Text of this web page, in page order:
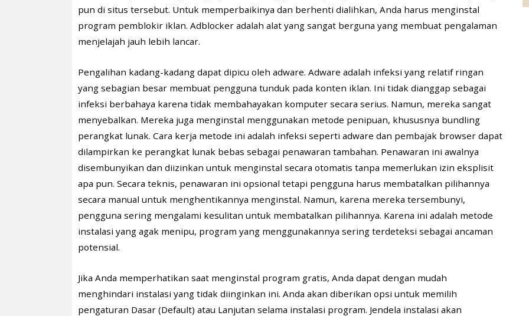
pun di situs tersebut. Untuk memperbaikinya dan berhenti dialihkan, Anda harus menginstal
program pemblokir iklan. Adblocker adalah alat yang sangat berguna yang membuat pengalaman
menjelajah jauh lebih lancar.
Pengalihan kadang-kadang dapat dipicu oleh adware. Adware adalah infeksi yang relatif ringan
yang sebagian besar membuat pengguna tunduk pada konten iklan. Ini tidak dianggap sebagai
infeksi berbahaya karena tidak membahayakan komputer secara serius. Namun, mereka sangat
menyebalkan. Mereka juga menginstal menggunakan metode penipuan, khususnya bundling
perangkat lunak. Cara kerja metode ini adalah infeksi seperti adware dan pembajak browser dapat
dilampirkan ke perangkat lunak bebas sebagai penawaran tambahan. Penawaran ini awalnya
disembunyikan dan diizinkan untuk menginstal secara otomatis tanpa memerlukan izin eksplisit
apa pun. Secara teknis, penawaran ini opsional tetapi pengguna harus membatalkan pilihannya
secara manual untuk menghentikannya menginstal. Namun, karena mereka tersembunyi,
pengguna sering mengalami kesulitan untuk membatalkan pilihannya. Karena ini adalah metode
instalasi yang agak menipu, program yang menggunakannya sering terdeteksi sebagai ancaman
potensial.
Jika Anda memperhatikan saat menginstal program gratis, Anda dapat dengan mudah
menghindari instalasi yang tidak diinginkan ini. Anda akan diberikan opsi untuk memilih
pengaturan Dasar (Default) atau Lanjutan selama instalasi program. Jendela instalasi akan